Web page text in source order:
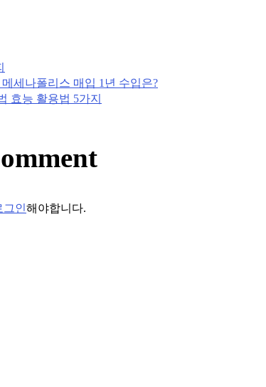
세나폴리스 매입 1년 수입은?
효능 활용법 5가지
그인해야합니다.